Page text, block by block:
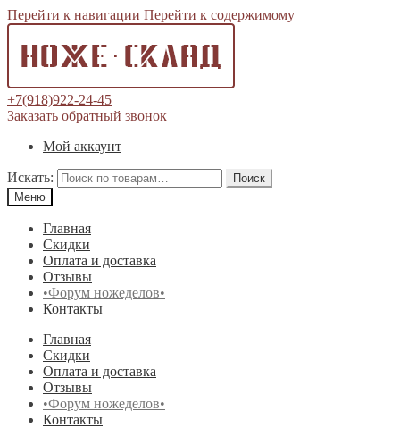
Перейти к навигации Перейти к содержимому
+7(918)922-24-45
Заказать обратный звонок
Мой аккаунт
Искать:
Поиск
Меню
Главная
Скидки
Оплата и доставка
Отзывы
•Форум ножеделов•
Контакты
Главная
Скидки
Оплата и доставка
Отзывы
•Форум ножеделов•
Контакты